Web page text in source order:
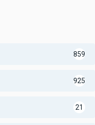
859
925
21